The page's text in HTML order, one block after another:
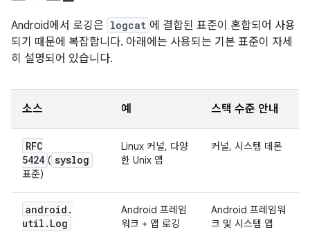
Android에서 로깅은 logcat 에 결합된 표준이 혼합되어 사용
되기 때문에 복잡합니다. 아래에는 사용되는 기본 표준이 자세
히 설명되어 있습니다.
소스 예 스택 수준 안내
RFC
5424 ( syslog
표준)
Linux 커널, 다양
한 Unix 앱
커널, 시스템 데몬
android .
util . Log
Android 프레임
워크 + 앱 로깅
Android 프레임워
크 및 시스템 앱